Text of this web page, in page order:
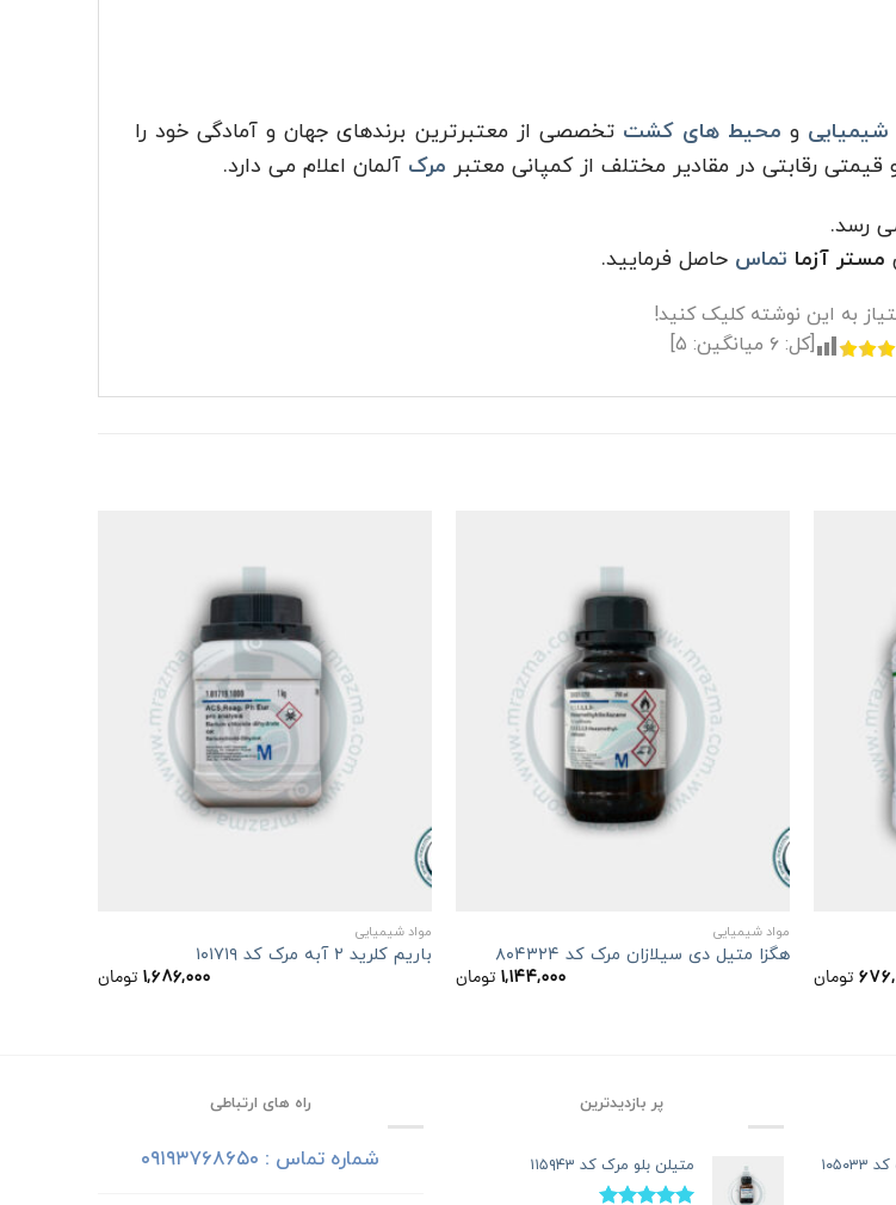
شیمیایی و محیط های کشت تخصصی از معتبرترین برندهای جهان و آمادگی خود را
قیمتی رقابتی در مقادیر مختلف از کمپانی معتبر مرک آلمان اعلام می دارد.
رسد.
مستر آزما تماس حاصل فرمایید.
به این نوشته کلیک کنید!
[کل:۶ میانگین: ۵]
تومان
مواد شیمیایی
هگزا متیل دی سیلازان مرک کد ۸۰۴۳۲۴
۱,۱۴۴,۰۰۰ تومان
مواد شیمیایی
باریم کلرید ۲ آبه مرک کد ۱۰۱۷۱۹
۱,۶۸۶,۰۰۰ تومان
پر بازدیدترین
متیلن بلو مرک کد ۱۱۵۹۴۳
راه های ارتباطی
شماره تماس : ۰۹۱۹۳۷۶۸۶۵۰